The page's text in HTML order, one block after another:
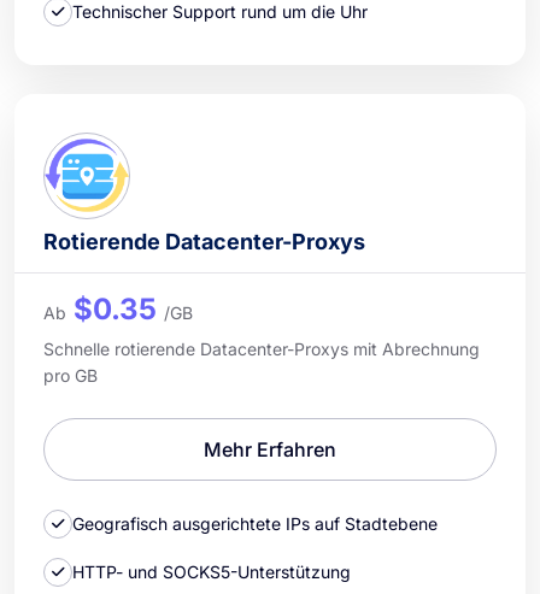
Technischer Support rund um die Uhr
Rotierende Datacenter-Proxys
Ab $0.35 /GB
Schnelle rotierende Datacenter-Proxys mit Abrechnung
pro GB
Mehr Erfahren
Geografisch ausgerichtete IPs auf Stadtebene
HTTP- und SOCKS5-Unterstützung